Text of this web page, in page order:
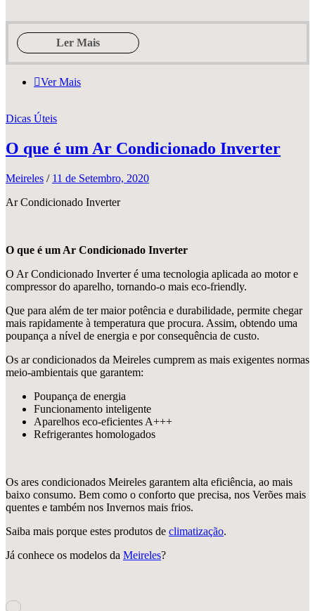
Ler Mais
Ver Mais
Dicas Úteis
O que é um Ar Condicionado Inverter
Meireles / 11 de Setembro, 2020
Ar Condicionado Inverter
O que é um Ar Condicionado Inverter
O Ar Condicionado Inverter é uma tecnologia aplicada ao motor e
compressor do aparelho, tornando-o mais eco-friendly.
Que para além de ter maior potência e durabilidade, permite chegar
mais rapidamente à temperatura que procura. Assim, obtendo uma
poupança a nível de energia e por consequência de custo.
Os ar condicionados da Meireles cumprem as mais exigentes normas
meio-ambientais que garantem:
Poupança de energia
Funcionamento inteligente
Aparelhos eco-eficientes A+++
Refrigerantes homologados
Os ares condicionados Meireles garantem alta eficiência, ao mais
baixo consumo. Bem como o conforto que precisa, nos Verões mais
quentes e também nos Invernos mais frios.
Saiba mais porque estes produtos de climatização.
Já conhece os modelos da Meireles?